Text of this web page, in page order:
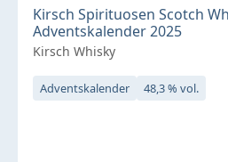
Kirsch Spirituosen Scotch
Adventskalender 2025
Kirsch Whisky
Adventskalender 48,3 % vol.